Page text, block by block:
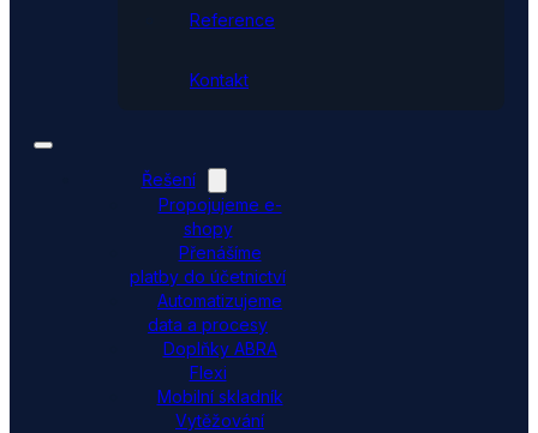
Reference
Kontakt
Řešení
Propojujeme e-
shopy
Přenášíme
platby do účetnictví
Automatizujeme
data a procesy
Doplňky ABRA
Flexi
Mobilní skladník
Vytěžování